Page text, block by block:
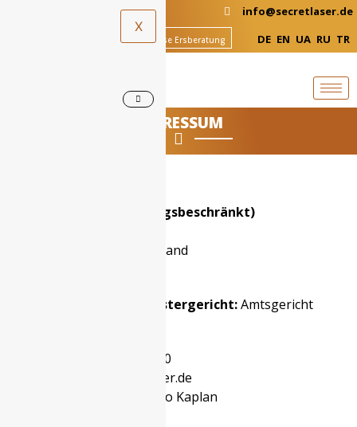
+49-511-524 89 690 info@secretlaser.de
Kostenlose Ersberatung DE EN UA RU TR
X
IMPRESSUM
Secret Laser UG (haftungsbeschränkt)
30539 Hannover, Deutschland
Registernummer: - Registergericht:Amtsgericht
+49-511-524 89 690
info@secretlaser.de
Petro Kaplan